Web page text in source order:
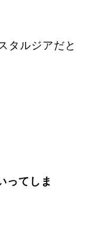
タルジアだと
ってしま